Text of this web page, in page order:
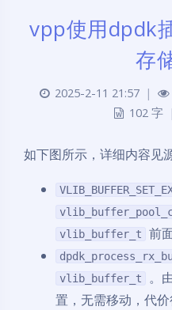
vpp使用dpdk
存
2025-2-11 21:57 |
102 字
如下图所示，详细内容见
vlib_buffer_t 前
vlib_buffer_t
。
置，无需移动，代价